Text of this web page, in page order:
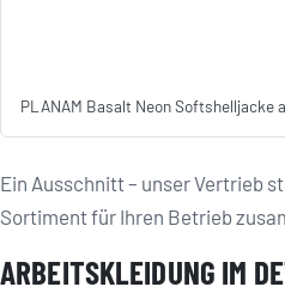
PLANAM Basalt Neon Softshelljacke
Ein Ausschnitt – unser Vertrieb
Sortiment für Ihren Betrieb
ARBEITSKLEIDUNG IM